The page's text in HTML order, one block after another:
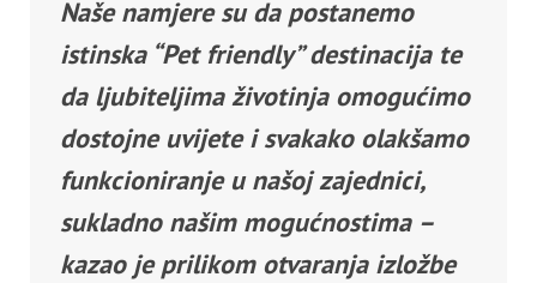
Naše namjere su da postanemo
istinska “Pet friendly” destinacija te
da ljubiteljima životinja omogućimo
dostojne uvijete i svakako olakšamo
funkcioniranje u našoj zajednici,
sukladno našim mogućnostima –
kazao je prilikom otvaranja izložbe